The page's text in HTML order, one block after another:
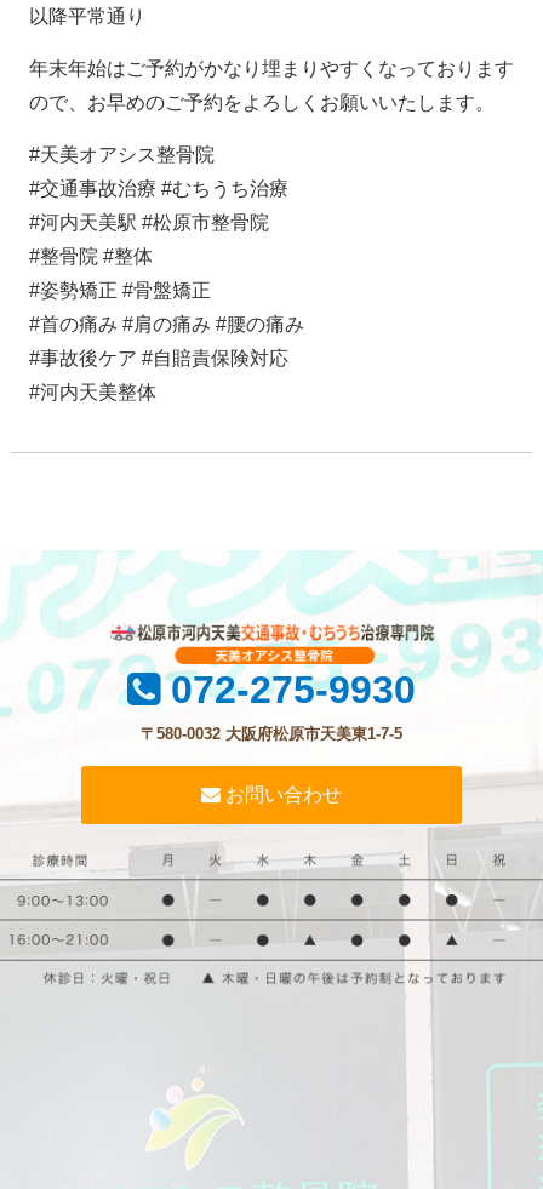
以降平常通り
年末年始はご予約がかなり埋まりやすくなっております
ので、お早めのご予約をよろしくお願いいたします。
#天美オアシス整骨院
#交通事故治療 #むちうち治療
#河内天美駅 #松原市整骨院
#整骨院 #整体
#姿勢矯正 #骨盤矯正
#首の痛み #肩の痛み #腰の痛み
#事故後ケア #自賠責保険対応
#河内天美整体
072-275-9930
〒580-0032 大阪府松原市天美東1-7-5
お問い合わせ